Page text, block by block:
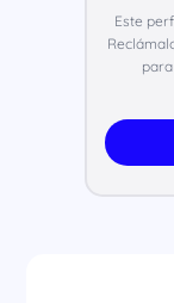
Este